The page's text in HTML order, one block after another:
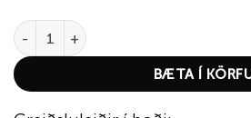
Veiðidís quantity
BÆTA Í